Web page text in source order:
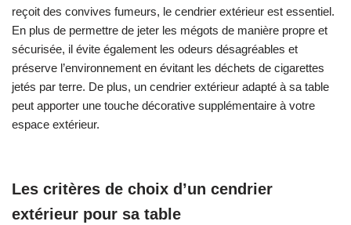
culture est fabriquée en bois de
pruche FSC 100% et provient
également de forêts gérées de
manière durable et constitue
donc également un choix
respectueux de l'environnement.
Ce type de bois ne se fend pas
pourriture du bois. La table est
également traitée avec une
teinture à base d'eau, sans
reçoit des convives fumeurs, le cendrier extérieur est essentiel.
En plus de permettre de jeter les mégots de manière propre et
sécurisée, il évite également les odeurs désagréables et
préserve l’environnement en évitant les déchets de cigarettes
jetés par terre. De plus, un cendrier extérieur adapté à sa table
peut apporter une touche décorative supplémentaire à votre
espace extérieur.
Les critères de choix d’un cendrier
extérieur pour sa table